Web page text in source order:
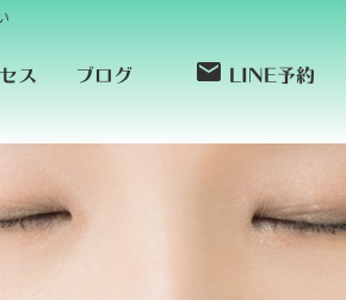
ス ブログ email LINE予約